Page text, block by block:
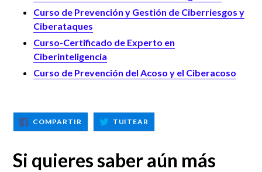
Curso de Prevención y Gestión de Ciberriesgos y
Ciberataques
Curso-Certificado de Experto en
Ciberinteligencia
Curso de Prevención del Acoso y el Ciberacoso
COMPARTIR COMPARTIR
EN
FACEBOOK
TUITEAR
TWITTER
Si quieres saber aún más